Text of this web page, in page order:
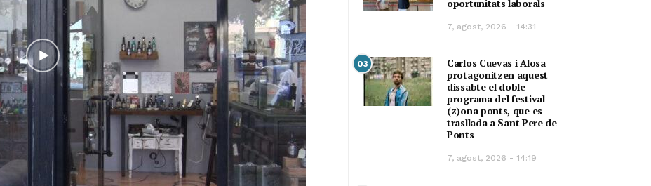
oportunitats laborals
7, agost, 2026 - 14:31
03
Carlos Cuevas i Alosa
protagonitzen aquest
dissabte el doble
programa del festival
(z)ona ponts, que es
trasllada a Sant Pere de
Ponts
7, agost, 2026 - 14:19